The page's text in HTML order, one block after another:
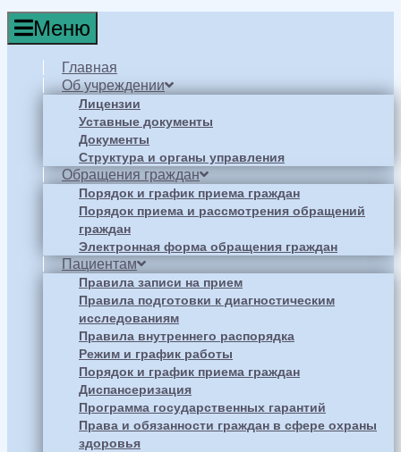
Меню
Главная
Об учреждении
Лицензии
Уставные документы
Документы
Структура и органы управления
Обращения граждан
Порядок и график приема граждан
Порядок приема и рассмотрения обращений
граждан
Электронная форма обращения граждан
Пациентам
Правила записи на прием
Правила подготовки к диагностическим
исследованиям
Правила внутреннего распорядка
Режим и график работы
Порядок и график приема граждан
Диспансеризация
Программа государственных гарантий
Права и обязанности граждан в сфере охраны
здоровья